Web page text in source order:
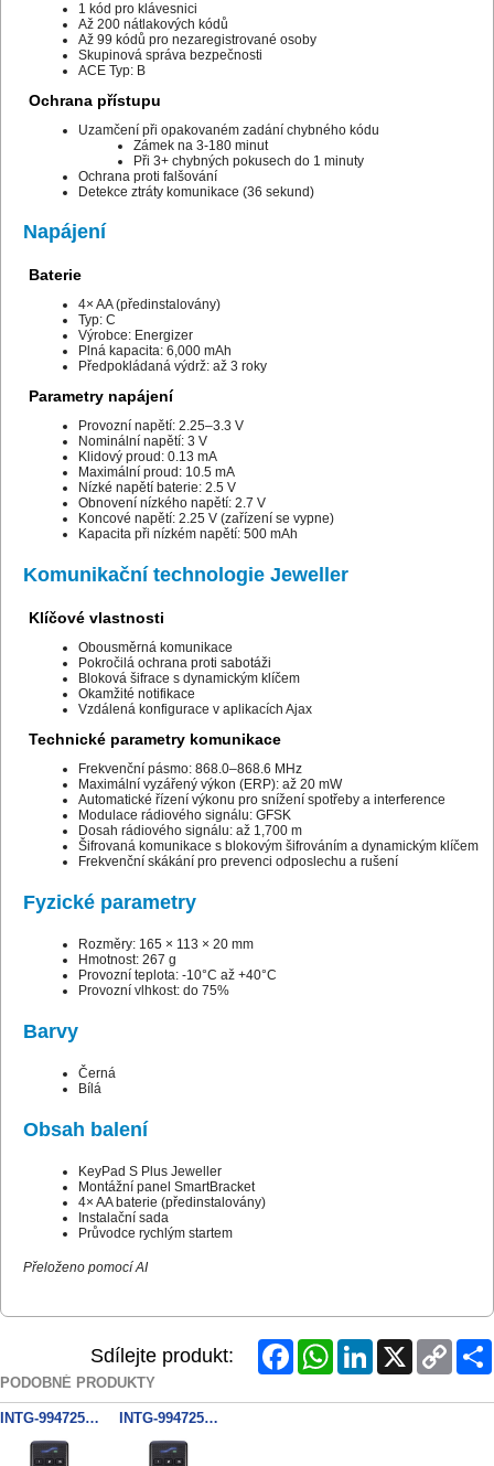
1 kód pro klávesnici
Až 200 nátlakových kódů
Až 99 kódů pro nezaregistrované osoby
Skupinová správa bezpečnosti
ACE Typ: B
Ochrana přístupu
Uzamčení při opakovaném zadání chybného kódu
Zámek na 3-180 minut
Při 3+ chybných pokusech do 1 minuty
Ochrana proti falšování
Detekce ztráty komunikace (36 sekund)
Napájení
Baterie
4× AA (předinstalovány)
Typ: C
Výrobce: Energizer
Plná kapacita: 6,000 mAh
Předpokládaná výdrž: až 3 roky
Parametry napájení
Provozní napětí: 2.25–3.3 V
Nominální napětí: 3 V
Klidový proud: 0.13 mA
Maximální proud: 10.5 mA
Nízké napětí baterie: 2.5 V
Obnovení nízkého napětí: 2.7 V
Koncové napětí: 2.25 V (zařízení se vypne)
Kapacita při nízkém napětí: 500 mAh
Komunikační technologie Jeweller
Klíčové vlastnosti
Obousměrná komunikace
Pokročilá ochrana proti sabotáži
Bloková šifrace s dynamickým klíčem
Okamžité notifikace
Vzdálená konfigurace v aplikacích Ajax
Technické parametry komunikace
Frekvenční pásmo: 868.0–868.6 MHz
Maximální vyzářený výkon (ERP): až 20 mW
Automatické řízení výkonu pro snížení spotřeby a interference
Modulace rádiového signálu: GFSK
Dosah rádiového signálu: až 1,700 m
Šifrovaná komunikace s blokovým šifrováním a dynamickým klíčem
Frekvenční skákání pro prevenci odposlechu a rušení
Fyzické parametry
Rozměry: 165 × 113 × 20 mm
Hmotnost: 267 g
Provozní teplota: -10°C až +40°C
Provozní vlhkost: do 75%
Barvy
Černá
Bílá
Obsah balení
KeyPad S Plus Jeweller
Montážní panel SmartBracket
4× AA baterie (předinstalovány)
Instalační sada
Průvodce rychlým startem
Přeloženo pomocí AI
Sdílejte produkt: FacebookWhatsAppLinkedIn
Copy
Link
PODOBNÉ PRODUKTY
INTG-994725MF SIFER Keypad, Smart Card Reader Mifare DESfire EV2 Multi Format Version INTG-994725 SIFER Keypad, Smart Card Reader Mifare DESfire EV2